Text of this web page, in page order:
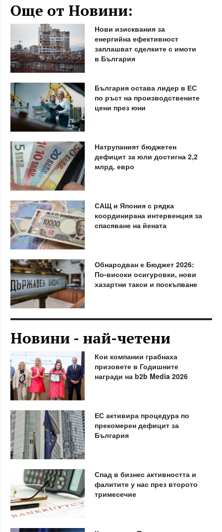
Още от Новини:
Нови изисквания за
енергийна ефективност
заплашват сделките с имоти
в България
България остава лидер в ЕС
по ръст на производствените
цени през юни
Натрупаният бюджетен
дефицит за юли достигна 2,2
млрд. евро
САЩ и Япония с рядка
координирана интервенция за
спасяване на йената
Обнародван е Бюджет 2026:
По-високи осигуровки, нови
хазартни такси и поскъпване
Новини - най-четени
Кои компании грабнаха
призовете в Годишните
награди на b2b Media 2026
ЕС активира процедура по
прекомерен дефицит за
България
Спад в бизнес активността и
фалитите у нас през второто
тримесечие